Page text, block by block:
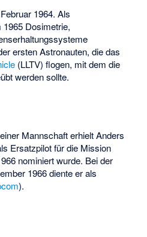
1964. Als
1965 Dosimetrie,
ersten Astronauten, die das
(LLTV) flogen, mit dem die
werden sollte.
Mannschaft erhielt Anders
Ersatzpilot für die Mission
nominiert wurde. Bei der
1966 diente er als
).